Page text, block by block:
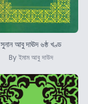
সুনান আবু দাঊদ ৬ষ্ঠ খণ্ড
By ইমাম আবু দাউদ